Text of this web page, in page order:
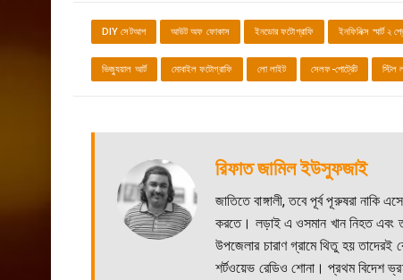
DIY সেটআপ আউট অফ ফোকাস ইনডোর ফটোগ্রাফি ইনফিনিক্স স্মার্ট ২
ভিজ্যুয়াল আর্ট মোবাইল ফটোগ্রাফি লো লাইট সেলফ-পোর্ট্রেট স্টিল
রিফাত জামিল ইউসুফজাই
জাতিতে বাঙ্গালী, তবে পূর্ব পূরুষরা
করতে। লড়াই এ ওসমান খান নিহত এবং
উপজেলার চারাণ গ্রামে থিতু হয়
শর্টওয়েভ রেডিও শোনা। প্রথম বিদেশ